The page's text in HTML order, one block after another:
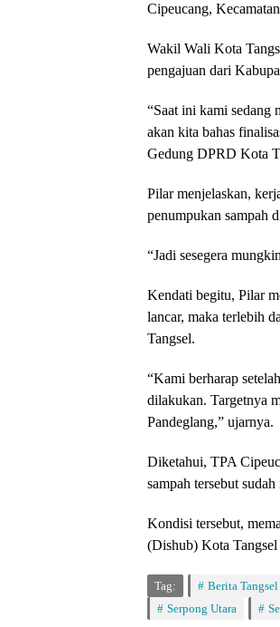
Cipeucang,
Wakil Wali Kota
pengajuan dari
“Saat ini kami sedang
akan kita bahas
Gedung DPRD Kota
Pilar menjelaskan,
penumpukan sampah
“Jadi sesegera
Kendati begitu, Pilar
lancar, maka terlebih
Tangsel.
“Kami berharap
dilakukan. Targetnya
Pandeglang,” ujarnya.
Diketahui, TPA
sampah tersebut
Kondisi tersebut,
(Dishub) Kota
Tag: Berita Tangsel
Serpong Utara